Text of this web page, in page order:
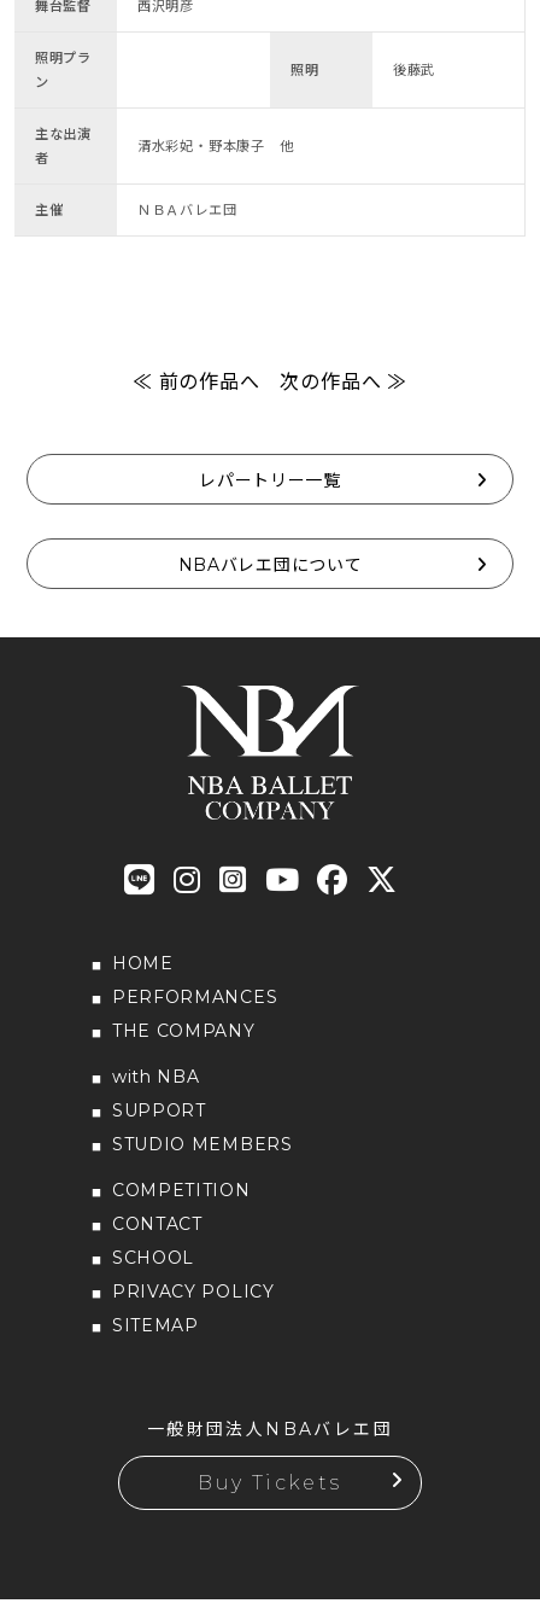
舞台監督 西沢明彦
照明プラ
ン
照明 後藤武
主な出演
者
清水彩妃・野本康子 他
主催 ＮＢＡバレエ団
≪ 前の作品へ 次の作品へ ≫
レパートリー一覧
NBAバレエ団について
HOME
PERFORMANCES
THE COMPANY
with NBA
SUPPORT
STUDIO MEMBERS
COMPETITION
CONTACT
SCHOOL
PRIVACY POLICY
SITEMAP
一般財団法人NBAバレエ団
Buy Tickets